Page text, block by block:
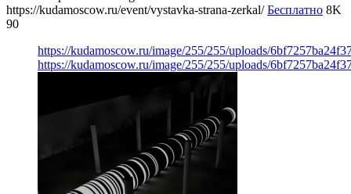
https://kudamoscow.ru/event/vystavka-strana-zerkal/ Бесплатно 8K
90
https://kudamoscow.ru/image/255/255/uploads/
https://kudamoscow.ru/image/255/255/uploads/